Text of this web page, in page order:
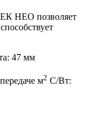
НЕО позволяет
47 мм
м2 C/Вт: